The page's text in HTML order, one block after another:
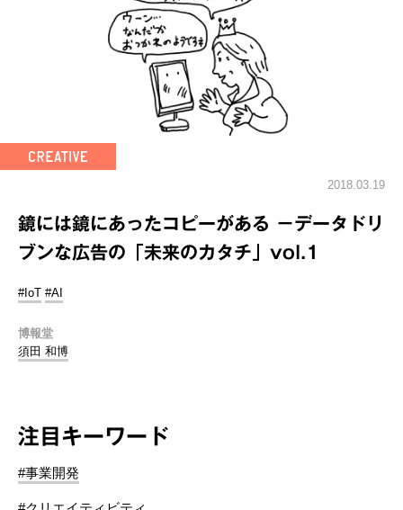
2018.03.19
鏡には鏡にあったコピーがある －データドリ
ブンな広告の「未来のカタチ」vol.1
#IoT #AI
博報堂
須田 和博
注目キーワード
#事業開発